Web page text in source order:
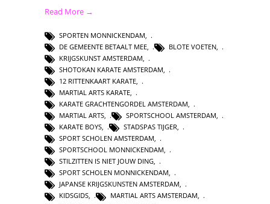
Read More →
SPORTEN MONNICKENDAM
DE GEMEENTE BETAALT MEE
BLOTE VOETEN
KRIJGSKUNST AMSTERDAM
SHOTOKAN KARATE AMSTERDAM
12 RITTENKAART KARATE
MARTIAL ARTS KARATE
KARATE GRACHTENGORDEL AMSTERDAM
MARTIAL ARTS, SPORTSCHOOL AMSTERDAM,
KARATE BOYS, STADSPAS TIJGER,
SPORT SCHOLEN AMSTERDAM,
SPORTSCHOOL MONNICKENDAM,
STILZITTEN IS NIET JOUW DING,
SPORT SCHOLEN MONNICKENDAM,
JAPANSE KRIJGSKUNSTEN AMSTERDAM,
KIDSGIDS, MARTIAL ARTS AMSTERDAM,